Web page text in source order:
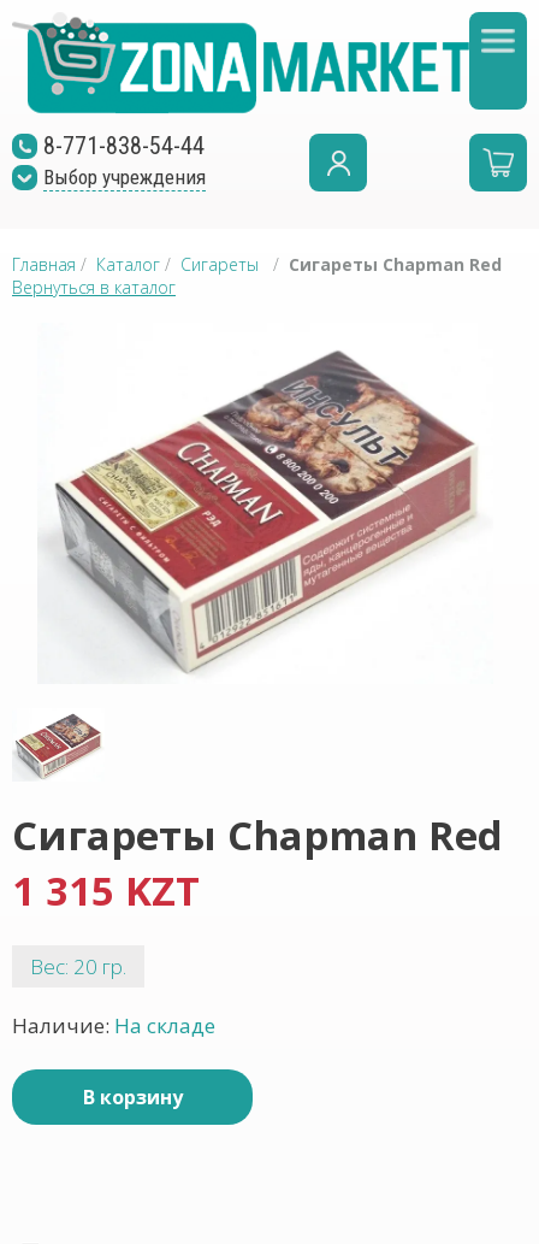
8-771-838-54-44
Выбор учреждения
Главная / Каталог / Сигареты / Сигареты Chapman Red
Вернуться в каталог
Сигареты Chapman Red
1 315 KZT
Вес: 20 гр.
Наличие: На складе
В корзину